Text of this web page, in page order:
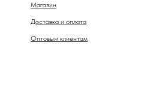
Магазин
Доставка и оплата
Оптовым клиентам